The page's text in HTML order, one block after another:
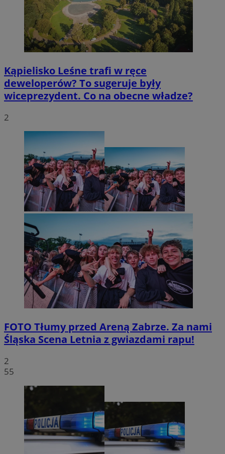
Kąpielisko Leśne trafi w ręce
deweloperów? To sugeruje były
wiceprezydent. Co na obecne władze?
2
FOTO Tłumy przed Areną Zabrze. Za nami
Śląska Scena Letnia z gwiazdami rapu!
2
55